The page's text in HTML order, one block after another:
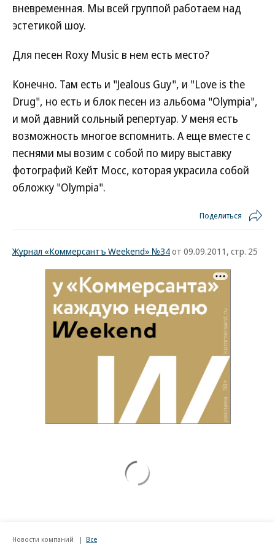
вневременная. Мы всей группой работаем над
эстетикой шоу.
Для песен Roxy Music в нем есть место?
Конечно. Там есть и "Jealous Guy", и "Love is the
Drug", но есть и блок песен из альбома "Olympia",
и мой давний сольный репертуар. У меня есть
возможность многое вспомнить. А еще вместе с
песнями мы возим с собой по миру выставку
фотографий Кейт Мосс, которая украсила собой
обложку "Olympia".
Поделиться
Журнал «Коммерсантъ Weekend» №34от 09.09.2011, стр. 25
Новости компаний Все